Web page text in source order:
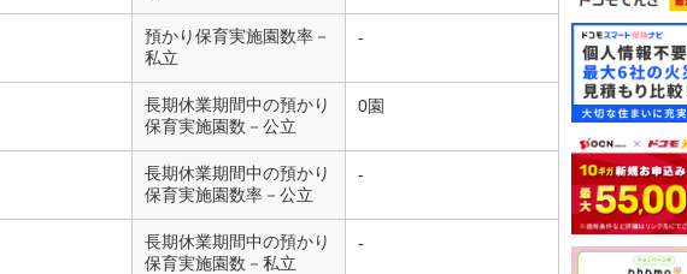
預かり保育実施園数率－
私立
-
長期休業期間中の預かり
保育実施園数－公立
0園
長期休業期間中の預かり
保育実施園数率－公立
-
長期休業期間中の預かり
保育実施園数－私立
-